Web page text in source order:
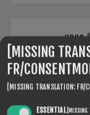
VOUS
E-MAIL:
MOT DE PASSE:
[MISSING
FR/
[MISSING TRANSLATION: FR/
ESSENTIAL [MISSING